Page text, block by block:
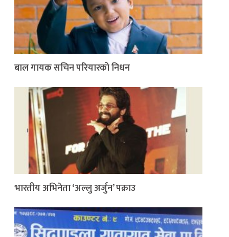
बाल गायक सचिन परियारको निधन
भारतीय अभिनेता ‘अल्लु अर्जुन’ पक्राउ